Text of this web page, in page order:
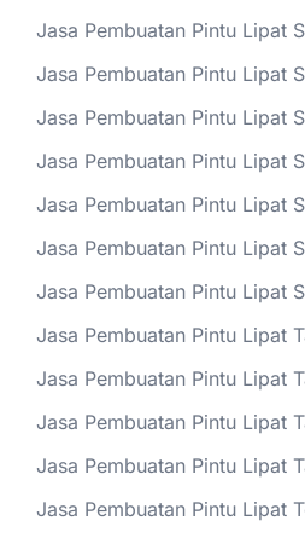
Jasa Pembuatan Pintu Lipat
Jasa Pembuatan Pintu Lipat
Jasa Pembuatan Pintu Lipat
Jasa Pembuatan Pintu Lipat
Jasa Pembuatan Pintu Lipat
Jasa Pembuatan Pintu Lipat
Jasa Pembuatan Pintu Lipat
Jasa Pembuatan Pintu Lipat
Jasa Pembuatan Pintu Lipat
Jasa Pembuatan Pintu Lipat
Jasa Pembuatan Pintu Lipat
Jasa Pembuatan Pintu Lipat